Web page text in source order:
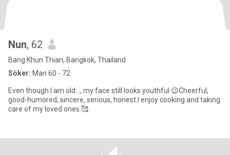
Nun, 62
Bang Khun Thian, Bangkok, Thailand
Söker: Man 60 - 72
Even though I am old..., my face still looks youthful.😉Cheerful,
good-humored, sincere, serious, honest.I enjoy cooking and taking
care of my loved ones.🥰